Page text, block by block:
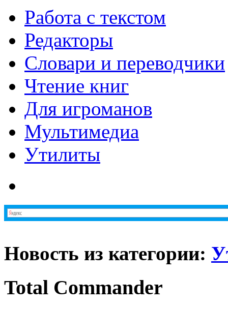
Работа с текстом
Редакторы
Словари и переводчики
Чтение книг
Для игроманов
Мультимедиа
Утилиты
Новость из категории:
Total Commander